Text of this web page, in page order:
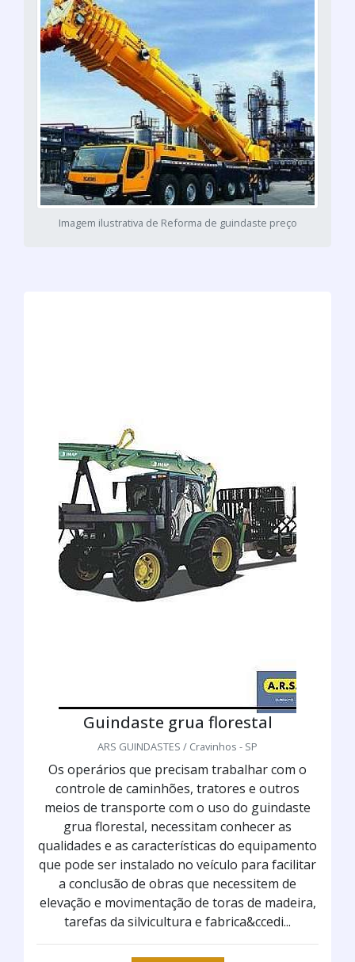
Imagem ilustrativa de Reforma de guindaste preço
Guindaste grua florestal
ARS GUINDASTES / Cravinhos - SP
Os operários que precisam trabalhar com o
controle de caminhões, tratores e outros
meios de transporte com o uso do guindaste
grua florestal, necessitam conhecer as
qualidades e as características do equipamento
que pode ser instalado no veículo para facilitar
a conclusão de obras que necessitem de
elevação e movimentação de toras de madeira,
tarefas da silvicultura e fabrica&ccedi...